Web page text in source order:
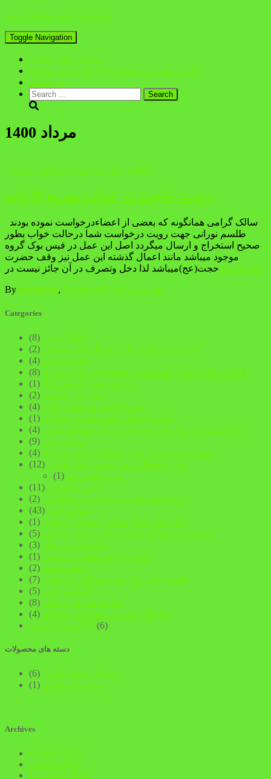
مجربات ادعیه وعلوم غریبه
Toggle Navigation
صفحه اصلی سایت
آخرین مجربات مطابق با تاریخ ثبت در سایت
فروشگاه
Search
for:
مرداد 1400
کشف عمل ویا رویت موکلین درخواب
رویت حاجت در خواب سریع الاجابه
طلسم نورانی جهت رویت درخواست شما درحالت خواب بطور
صحیح استخراج و ارسال میگردد اصل این عمل در فیس بوک گروه
موجود میباشد مانند اعمال گذشته این عمل نیز وقف حضرت
حجت(عج)میباشد لذا دخل وتصرف در آن جائز نیست در Read more
By adminsite, 5 years مرداد 24, 1400 ago
Categories
ابطال سحر (8)
اجابت درخواست از پرودگار واخذ حاجت (2)
اخبار سایت (4)
ادعیه ،اذکاروعمل جهت هیبت ومقبولیت مابین مردم (8)
ادعیه جهت فروش کالا (1)
ادعیه سر قدسی (2)
انصراف(صرف)عمارمکان (4)
ایات واعمال جهت غلبه بر بیماری (1)
بازگشت زوج ویا زوجه به محل زندگی وتوافق مجدد (4)
توسعه رزق (9)
جهت پیشرفت در سیر وسلوک وامور معنوی (4)
حرز وحفظ از جن وانس وکل شرور (12)
حرزچشم زخم (1)
خاص و الخاص (11)
درخواست فرزند به اذن رب العالمین (2)
دعوات کبیر (43)
دفع خمله سگ وسابر حیوانات وحشی (1)
رسیدن به موکل شیعه وخادم به اذن خداوند (5)
طلسمات واوفاق (3)
عودت وجه وطلب از مدیون (1)
کشف سحر (2)
کشف عمل ویا رویت موکلین درخواب (7)
گشایش بخت (5)
محبت شرعی وحلال (8)
نمازهای مجرب جهت اخذ حاجات (4)
ویژه کاربرانVIP (6)
دسته های محصولات
خدمات علوم غریبه (6)
مجربات خاصه (1)
Archives
October 2023
January 2023
December 2022